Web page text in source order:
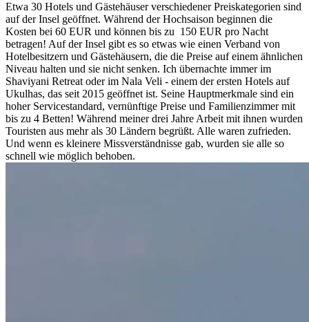
Etwa 30 Hotels und Gästehäuser verschiedener Preiskategorien sind
auf der Insel geöffnet. Während der Hochsaison beginnen die
Kosten bei 60 EUR und können bis zu 150 EUR pro Nacht
betragen! Auf der Insel gibt es so etwas wie einen Verband von
Hotelbesitzern und Gästehäusern, die die Preise auf einem ähnlichen
Niveau halten und sie nicht senken. Ich übernachte immer im
Shaviyani Retreat oder im Nala Veli - einem der ersten Hotels auf
Ukulhas, das seit 2015 geöffnet ist. Seine Hauptmerkmale sind ein
hoher Servicestandard, vernünftige Preise und Familienzimmer mit
bis zu 4 Betten! Während meiner drei Jahre Arbeit mit ihnen wurden
Touristen aus mehr als 30 Ländern begrüßt. Alle waren zufrieden.
Und wenn es kleinere Missverständnisse gab, wurden sie alle so
schnell wie möglich behoben.